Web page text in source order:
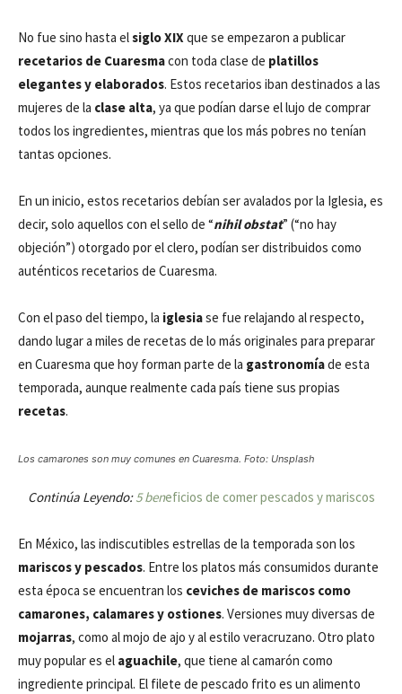
No fue sino hasta elsiglo XIXque se empezaron a publicar
recetarios de Cuaresmacon toda clase de platillos
elegantes y elaborados. Estos recetarios iban destinados a las
mujeres de la clase alta, ya que podían darse el lujo de comprar
todos los ingredientes, mientras que los más pobres no tenían
tantas opciones.
En un inicio, estos recetarios debían ser avalados por la Iglesia, es
decir, solo aquellos con el sello de “nihil obstat” (“no hay
objeción”) otorgado por el clero, podían ser distribuidos como
auténticos recetarios de Cuaresma.
Con el paso del tiempo, la iglesiase fue relajando al respecto,
dando lugar a miles de recetas de lo más originales para preparar
en Cuaresma que hoy forman parte de la gastronomíade esta
temporada, aunque realmente cada país tiene sus propias
recetas.
Los camarones son muy comunes en Cuaresma. Foto: Unsplash
Continúa Leyendo:5 beneficios de comer pescados y mariscos
En México, las indiscutibles estrellas de la temporada son los
mariscos y pescados. Entre los platos más consumidos durante
esta época se encuentran los ceviches de mariscos como
camarones, calamares y ostiones. Versiones muy diversas de
mojarras, como al mojo de ajo y al estilo veracruzano. Otro plato
muy popular es el aguachile, que tiene al camarón como
ingrediente principal. El filete de pescado frito es un alimento